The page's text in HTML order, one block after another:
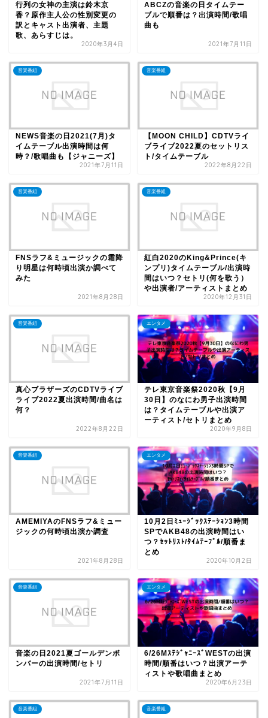
行列の女神の主演は鈴木京
香？原作主人公の性別変更の
訳とキャスト出演者、主題
歌、あらすじは。
2020年3月4日
ABCZの音楽の日タイムテー
ブルで順番は？出演時間/歌唱
曲も
2021年7月11日
音楽番組
NEWS音楽の日2021(7月)タ
イムテーブル出演時間は何
時？/歌唱曲も【ジャニーズ】
2021年7月11日
音楽番組
【MOON CHILD】CDTVライ
ブライブ2022夏のセットリス
ト/タイムテーブル
2022年8月22日
音楽番組
FNSラフ&ミュージックの霜降
り明星は何時頃出演か調べて
みた
2021年8月28日
音楽番組
紅白2020のKing&Prince(キ
ンプリ)タイムテーブル/出演時
間はいつ？セトリ(何を歌う）
や出演者/アーティストまとめ
2020年12月31日
音楽番組
真心ブラザーズのCDTVライブ
ライブ2022夏出演時間/曲名は
何？
2022年8月22日
エンタメ
テレ東京音楽祭2020秋【9月
30日】のなにわ男子出演時間
は？タイムテーブルや出演ア
ーティスト/セトリまとめ
2020年9月8日
音楽番組
AMEMIYAのFNSラフ&ミュー
ジックの何時頃出演か調査
2021年8月28日
エンタメ
10月2日ﾐｭｰｼﾞｯｸｽﾃｰｼｮﾝ3時間
SPでAKB48の出演時間はい
つ？ｾｯﾄﾘｽﾄ/ﾀｲﾑﾃｰﾌﾞﾙ/順番ま
とめ
2020年10月2日
音楽番組
音楽の日2021夏ゴールデンボ
ンバーの出演時間/セトリ
2021年7月11日
エンタメ
6/26MｽﾃｼﾞｬﾆｰｽﾞWESTの出演
時間/順番はいつ？出演アーテ
ィストや歌唱曲まとめ
2020年6月23日
音楽番組 音楽番組